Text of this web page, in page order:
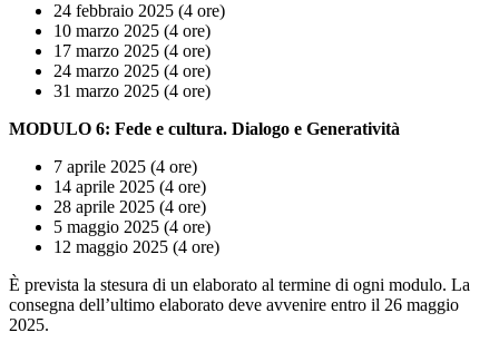
24 febbraio 2025 (4 ore)
10 marzo 2025 (4 ore)
17 marzo 2025 (4 ore)
24 marzo 2025 (4 ore)
31 marzo 2025 (4 ore)
MODULO 6: Fede e cultura. Dialogo e Generatività
7 aprile 2025 (4 ore)
14 aprile 2025 (4 ore)
28 aprile 2025 (4 ore)
5 maggio 2025 (4 ore)
12 maggio 2025 (4 ore)
È prevista la stesura di un elaborato al termine di ogni modulo. La
consegna dell’ultimo elaborato deve avvenire entro il 26 maggio
2025.